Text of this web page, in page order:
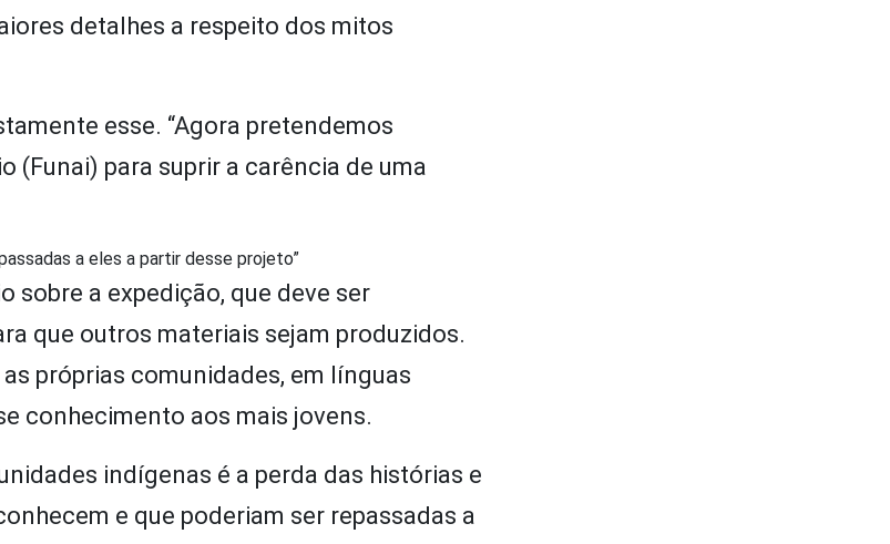
detalhes a respeito dos mitos
esse. “Agora pretendemos
(Funai) para suprir a carência de uma
a eles a partir desse projeto”
sobre a expedição, que deve ser
que outros materiais sejam produzidos.
próprias comunidades, em línguas
conhecimento aos mais jovens.
indígenas é a perda das histórias e
e que poderiam ser repassadas a